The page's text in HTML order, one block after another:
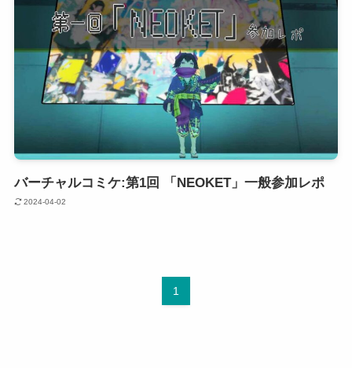
バーチャルコミケ:第1回 「NEOKET」一般参加レポ
2024-04-02
1